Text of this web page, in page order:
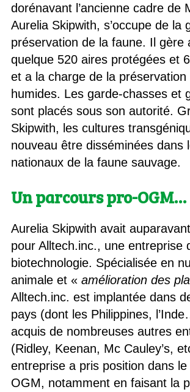
dorénavant l’ancienne cadre de
Aurelia Skipwith, s’occupe de la
préservation de la faune. Il gère
quelque 520 aires protégées et
et a la charge de la préservation
humides. Les garde-chasses et
sont placés sous son autorité.
Skipwith, les cultures
nouveau être disséminées dans
nationaux de la faune sauvage.
Un parcours pro-OGM…
Aurelia Skipwith avait
pour Alltech.inc., une entreprise
biotechnologie. Spécialisée en
animale et « amélioration des
Alltech.inc. est implantée dans
pays (dont les Philippines,
acquis de nombreuses autres
(Ridley, Keenan, Mc Cauley’s,
entreprise a pris position dans
OGM, notamment en faisant la